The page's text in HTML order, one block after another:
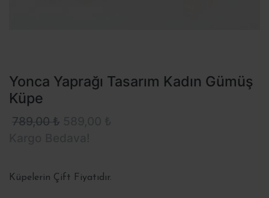
Yonca Yaprağı Tasarım Kadın Gümüş
Küpe
789,00 ₺
Küpelerin Çift Fiyatıdır.